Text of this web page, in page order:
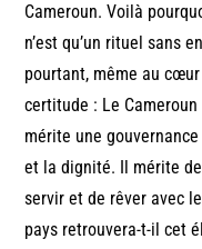
Cameroun. Voilà
n’est qu’un rituel sans
pourtant, même au
certitude : Le
mérite une
et la dignité. Il mérite
servir et de rêver avec
pays retrouvera-t-il cet